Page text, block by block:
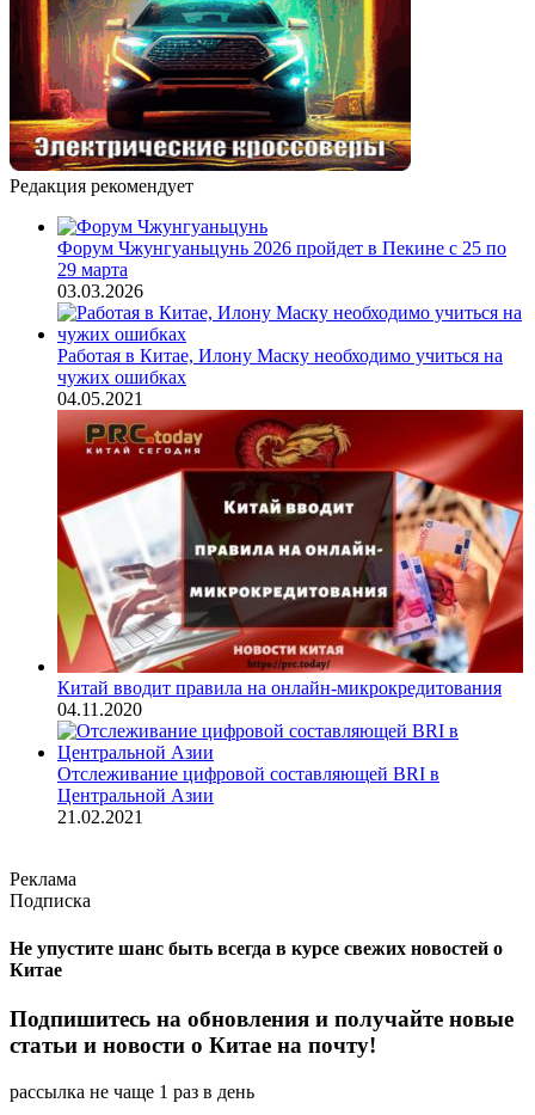
Редакция рекомендует
Форум Чжунгуаньцунь 2026 пройдет в Пекине с 25 по
29 марта
03.03.2026
Работая в Китае, Илону Маску необходимо учиться на
чужих ошибках
04.05.2021
Китай вводит правила на онлайн-микрокредитования
04.11.2020
Отслеживание цифровой составляющей BRI в
Центральной Азии
21.02.2021
Реклама
Подписка
Не упустите шанс быть всегда в курсе свежих новостей о
Китае
Подпишитесь на обновления и получайте новые
статьи и новости о Китае на почту!
рассылка не чаще 1 раз в день